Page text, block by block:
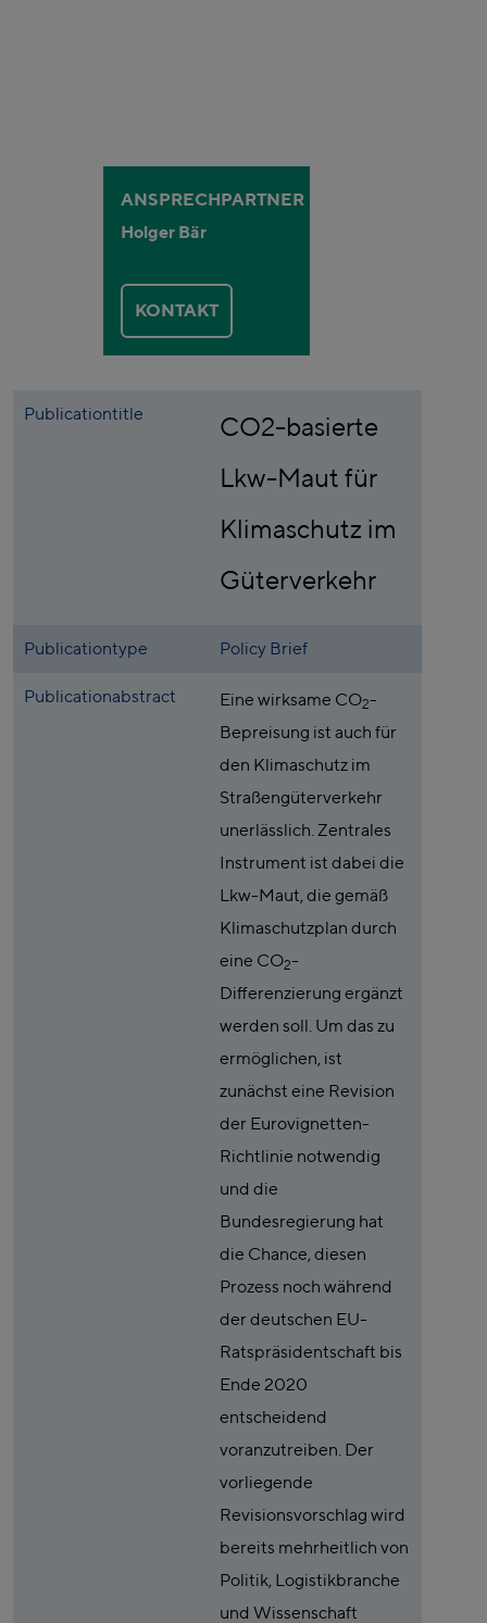
ANSPRECHPARTNER
Holger Bär
KONTAKT
Publicationtitle
CO2-basierte
Lkw-Maut für
Klimaschutz im
Güterverkehr
Publicationtype Policy Brief
Publicationabstract Eine wirksame CO2-
Bepreisung ist auch für
den Klimaschutz im
Straßengüterverkehr
unerlässlich. Zentrales
Instrument ist dabei die
Lkw-Maut, die gemäß
Klimaschutzplan durch
eine CO2-
Differenzierung ergänzt
werden soll. Um das zu
ermöglichen, ist
zunächst eine Revision
der Eurovignetten-
Richtlinie notwendig
und die
Bundesregierung hat
die Chance, diesen
Prozess noch während
der deutschen EU-
Ratspräsidentschaft bis
Ende 2020
entscheidend
voranzutreiben. Der
vorliegende
Revisionsvorschlag wird
bereits mehrheitlich von
Politik, Logistikbranche
und Wissenschaft